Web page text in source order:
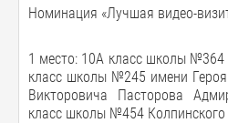
Номинация «Лучшая видео-
1 место: 10А класс школы №364
класс школы №245 имени
Викторовича Пасторова
класс школы №454 Колпинского